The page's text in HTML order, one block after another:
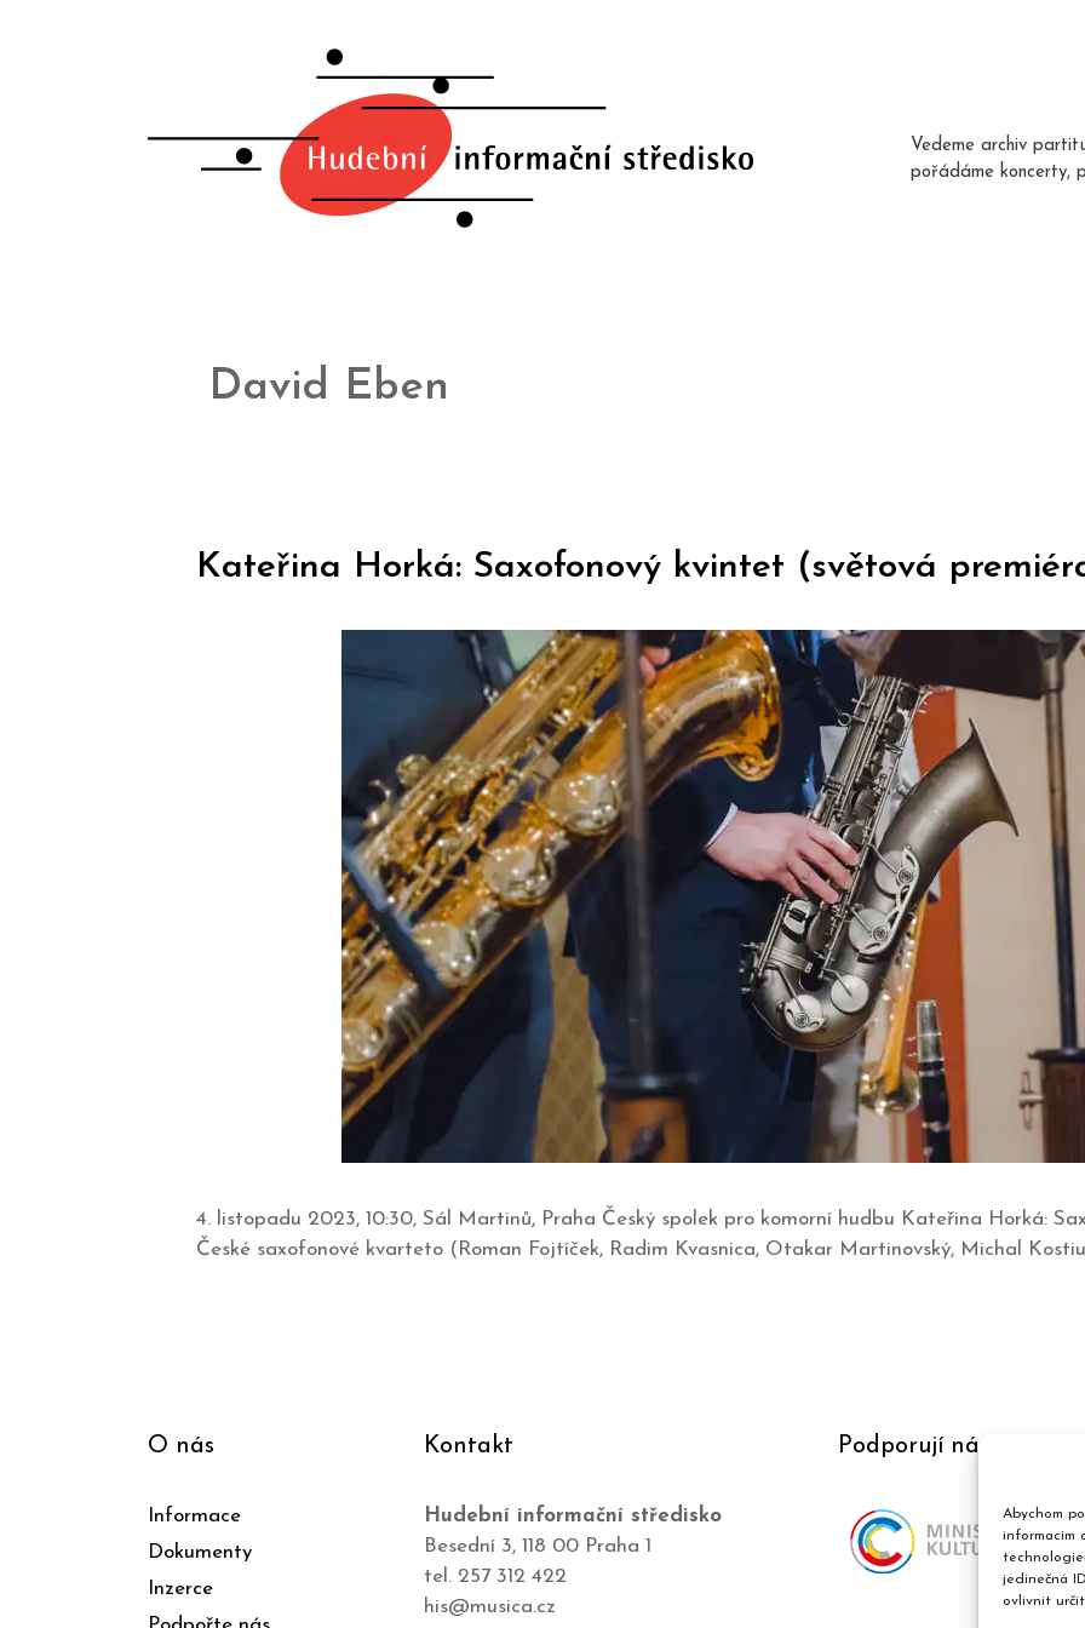
Abychom
informacím
jedinečná
ovlivnit
Vedeme archiv
pořádáme koncerty,
David Eben
Kateřina Horká: Saxofonový kvintet (světová
4. listopadu 2023, 10:30, Sál Martinů, Praha Český spolek pro komorní hudbu Kateřina Horká:
České saxofonové kvarteto (Roman Fojtíček, Radim Kvasnica, Otakar Martinovský, Michal
O nás
Informace
Dokumenty
Inzerce
Kontakt
Hudební informační středisko
Besední 3, 118 00 Praha 1
tel. 257 312 422
his@musica.cz
Podporují nás